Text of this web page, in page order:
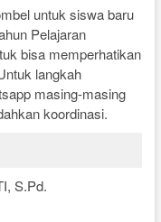
untuk siswa baru
Pelajaran
bisa memperhatikan
langkah
masing-masing
koordinasi.
S.Pd.